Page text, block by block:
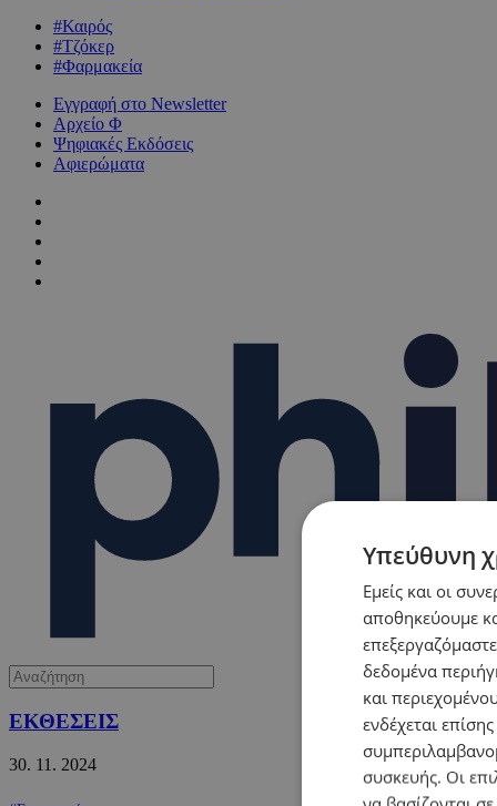
#Καιρός
#Τζόκερ
#Φαρμακεία
Εγγραφή στο Newsletter
Αρχείο Φ
Ψηφιακές Εκδόσεις
Αφιερώματα
ΕΚΘΕΣΕΙΣ
30. 11. 2024
Υπεύθυνη
Εμείς και οι
αποθηκεύουμε
δεδομένα
και
ενδέχεται
συσκευής. Οι